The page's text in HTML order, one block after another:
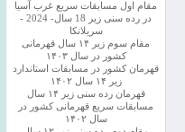
مقام اول مسابقات سریع غرب آسیا
در رده سنی زیر 18 سال- 2024 -
سریلانکا
مقام سوم زیر ۱۴ سال قهرمانی
کشور در سال ۱۴۰۳
قهرمان کشور در مسابقات استاندارد
زیر ۱۴ سال ۱۴۰۲
قهرمان رده سنی زیر ۱۴ سال
مسابقات سریع قهرمانی کشور در
سال ۱۴۰۲